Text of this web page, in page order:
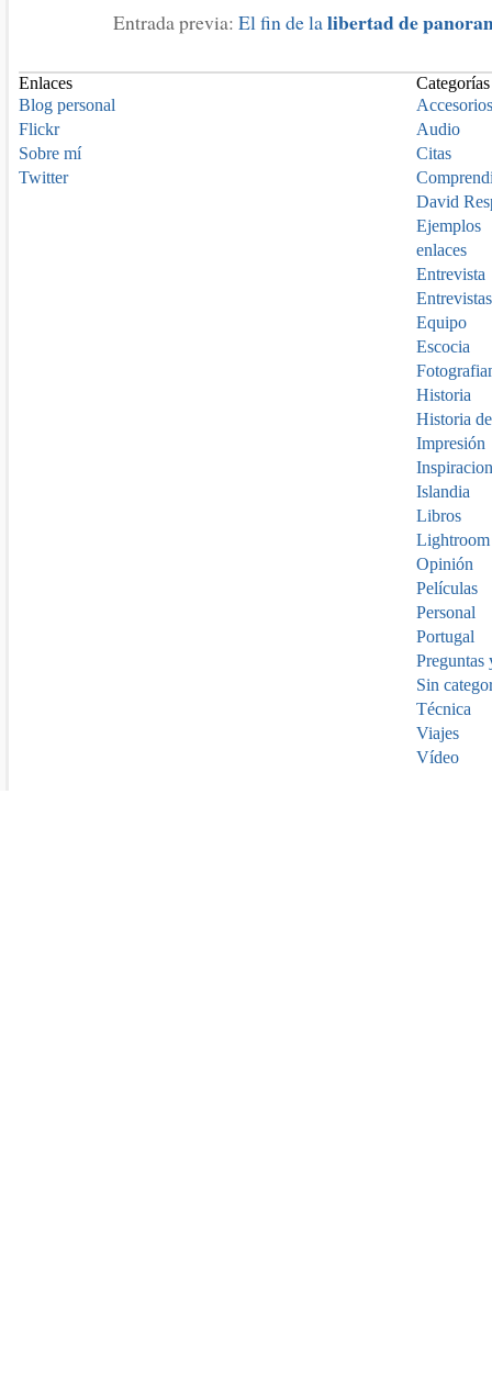
Entrada previa: El fin de lalibertad de
Enlaces
Blog personal
Flickr
Sobre mí
Twitter
Categorías
Accesorios
Audio
Citas
David
Ejemplos
enlaces
Entrevista
Entrevistas
Equipo
Escocia
Historia
Historia
Impresión
Islandia
Libros
Lightroom
Opinión
Películas
Personal
Portugal
Preguntas
Sin
Técnica
Viajes
Vídeo